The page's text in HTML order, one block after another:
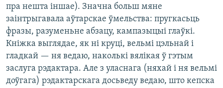
пра нешта іншае). Значна больш мяне
заінтрыгавала аўтарскае ўмельства: пругкасьць
фразы, разуменьне абзацу, кампазыцыі глаўкі.
Кніжка выглядае, як ні круці, вельмі цэльнай і
гладкай — ня ведаю, наколькі вялікая ў гэтым
заслуга рэдактара. Але з уласнага (няхай і ня вельмі
доўгага) рэдактарскага досьведу ведаю, што кепска